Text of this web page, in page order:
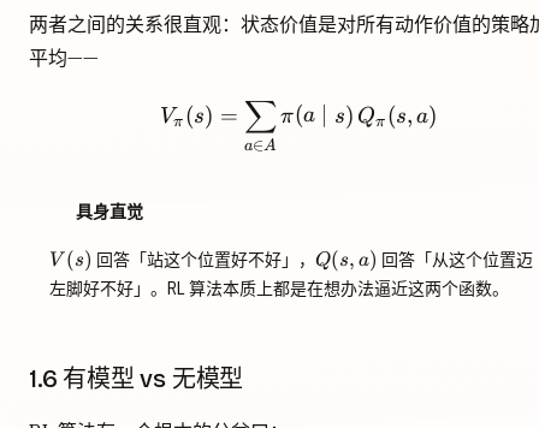
两者之间的关系很直观：状态价值是对所有动作价值的策略
平均——
V_\pi(s) = \sum_{a
Vπ (s) =
a∈A
∑π(a s) Qπ (s, a)
具身直觉
V(s)
V (s) 回答「站这个位置好不好」， Q(s,a)
Q(s, a) 回答「从这个位置迈
左脚好不好」。RL 算法本质上都是在想办法逼近这两个函数。
1.6 有模型 vs 无模型